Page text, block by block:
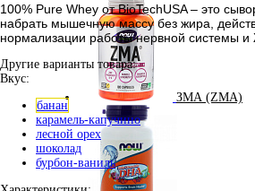
ЗМА (ZMA)
100% Pure Whey от BioTechUSA – это
набрать мышечную массу без жира,
нормализации работы нервной системы
Другие варианты товара:
Вкус:
банан
карамель-капучино
лесной орех
шоколад
бурбон-ваниль